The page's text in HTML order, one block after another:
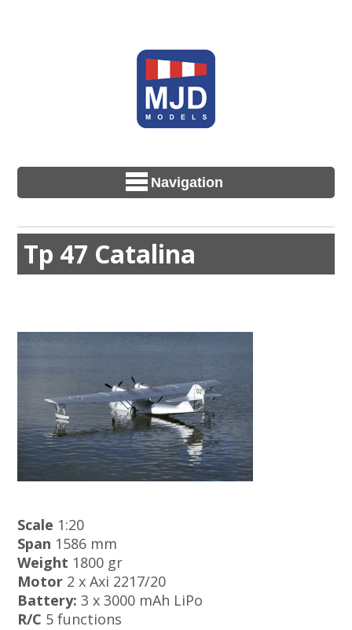
Navigation
Tp 47 Catalina
Scale 1:20
Span 1586 mm
Weight 1800 gr
Motor 2 x Axi 2217/20
Battery: 3 x 3000 mAh LiPo
R/C 5 functions